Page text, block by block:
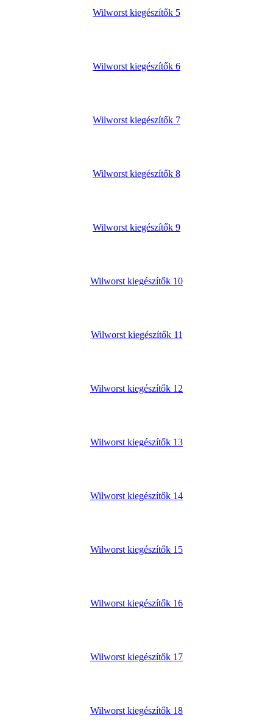
Wilworst kiegészítők 5
Wilworst kiegészítők 6
Wilworst kiegészítők 7
Wilworst kiegészítők 8
Wilworst kiegészítők 9
Wilworst kiegészítők 10
Wilworst kiegészítők 11
Wilworst kiegészítők 12
Wilworst kiegészítők 13
Wilworst kiegészítők 14
Wilworst kiegészítők 15
Wilworst kiegészítők 16
Wilworst kiegészítők 17
Wilworst kiegészítők 18